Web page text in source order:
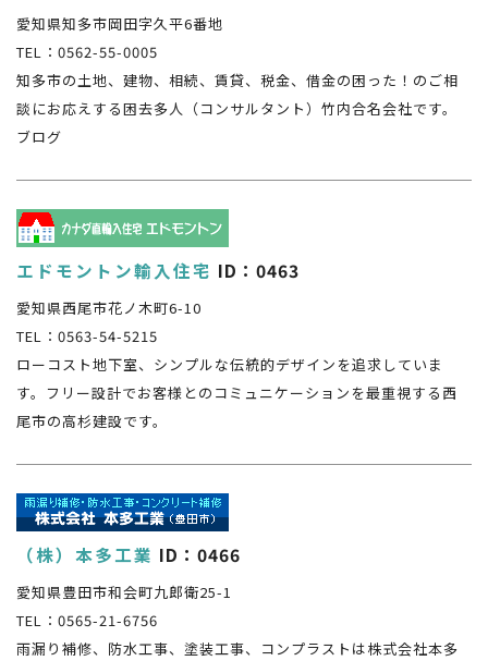
愛知県知多市岡田字久平6番地
TEL：0562-55-0005
知多市の土地、建物、相続、賃貸、税金、借金の困った！のご相
談にお応えする困去多人（コンサルタント）竹内合名会社です。
ブログ
エドモントン輸入住宅 ID：0463
愛知県西尾市花ノ木町6-10
TEL：0563-54-5215
ローコスト地下室、シンプルな伝統的デザインを追求していま
す。フリー設計でお客様とのコミュニケーションを最重視する西
尾市の高杉建設です。
（株）本多工業 ID：0466
愛知県豊田市和会町九郎衛25-1
TEL：0565-21-6756
雨漏り補修、防水工事、塗装工事、コンプラストは株式会社本多